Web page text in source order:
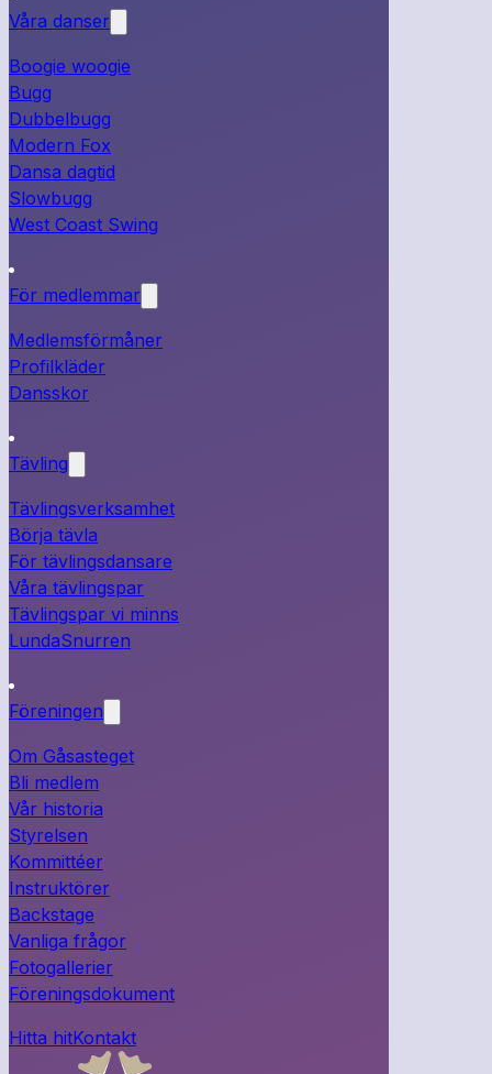
Våra danser
Boogie woogie
Bugg
Dubbelbugg
Modern Fox
Dansa dagtid
Slowbugg
West Coast Swing
För medlemmar
Medlemsförmåner
Profilkläder
Dansskor
Tävling
Tävlingsverksamhet
Börja tävla
För tävlingsdansare
Våra tävlingspar
Tävlingspar vi minns
LundaSnurren
Föreningen
Om Gåsasteget
Bli medlem
Vår historia
Styrelsen
Kommittéer
Instruktörer
Backstage
Vanliga frågor
Fotogallerier
Föreningsdokument
Hitta hitKontakt